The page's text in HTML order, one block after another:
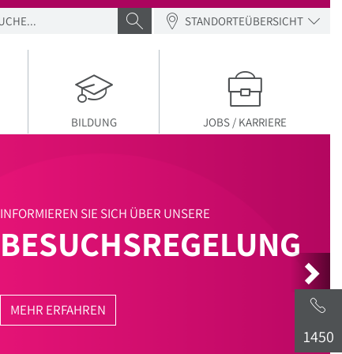
1450
SUCHE SUCHE ABSENDEN
STANDORTEÜBERSICHT
BILDUNG JOBS / KARRIERE
INFORMIEREN SIE SICH ÜBER UNSERE
BESUCHSREGELUNG
MEHR ERFAHREN